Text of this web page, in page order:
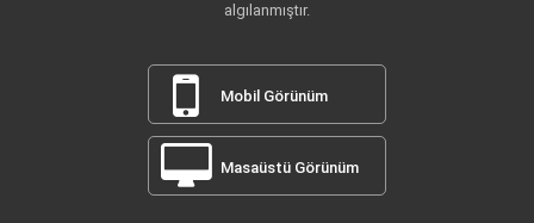
algılanmıştır.
Mobil Görünüm
Masaüstü Görünüm